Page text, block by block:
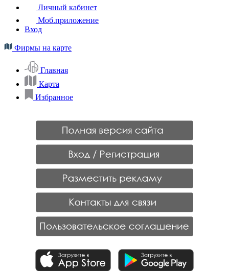
Личный кабинет
Моб.приложение
Вход
Фирмы на карте
Главная
Карта
Избранное